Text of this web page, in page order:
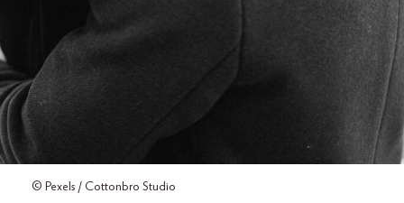
© Pexels / Cottonbro Studio